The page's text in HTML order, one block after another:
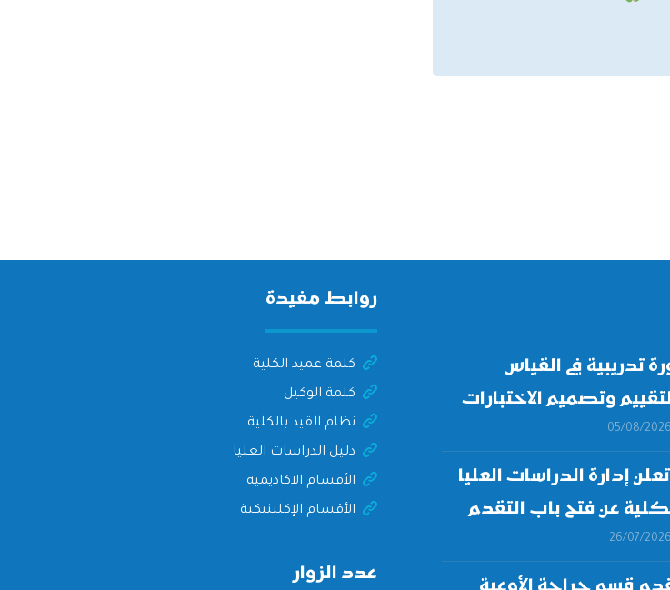
تدريبية في القياس
وتصميم الاختبارات
05/08/2026
تعلن إدارة الدراسات العليا
عن فتح باب التقدم
ببرامج الدراسات
لدورة
أكتوبر 2026،
26/07/2026
روابط مفيدة
كلمة عميد الكلية
كلمة الوكيل
نظام القيد بالكلية
دليل الدراسات العليا
الأقسام الاكاديمية
الأقسام الإكلينيكية
عدد الزوار